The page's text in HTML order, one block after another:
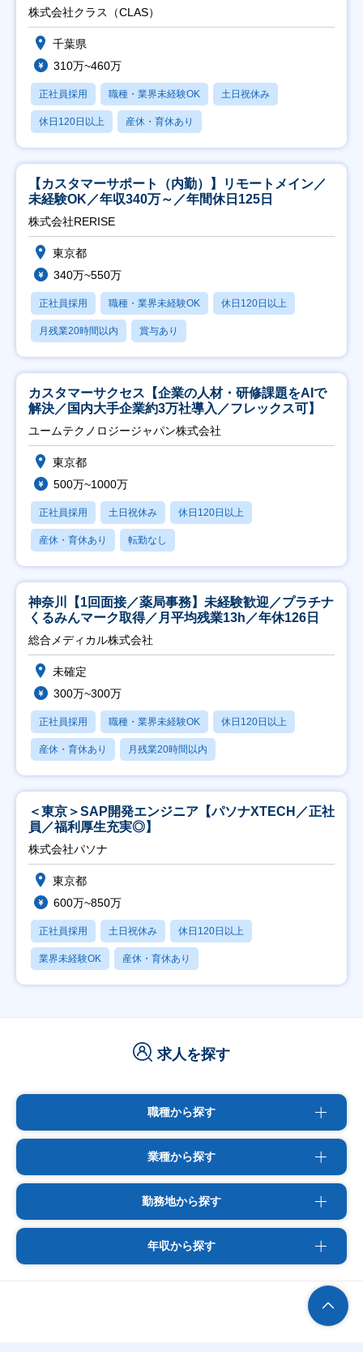
株式会社クラス（CLAS）
千葉県
310万~460万
正社員採用 職種・業界未経験OK 土日祝休み
休日120日以上 産休・育休あり
【カスタマーサポート（内勤）】リモートメイン／
未経験OK／年収340万～／年間休日125日
株式会社RERISE
東京都
340万~550万
正社員採用 職種・業界未経験OK 休日120日以上
月残業20時間以内 賞与あり
カスタマーサクセス【企業の人材・研修課題をAIで
解決／国内大手企業約3万社導入／フレックス可】
ユームテクノロジージャパン株式会社
東京都
500万~1000万
正社員採用 土日祝休み 休日120日以上
産休・育休あり 転勤なし
神奈川【1回面接／薬局事務】未経験歓迎／プラチナ
くるみんマーク取得／月平均残業13h／年休126日
総合メディカル株式会社
未確定
300万~300万
正社員採用 職種・業界未経験OK 休日120日以上
産休・育休あり 月残業20時間以内
＜東京＞SAP開発エンジニア【パソナXTECH／正社
員／福利厚生充実◎】
株式会社パソナ
東京都
600万~850万
正社員採用 土日祝休み 休日120日以上
業界未経験OK 産休・育休あり
求人を探す
職種から探す
業種から探す
勤務地から探す
年収から探す